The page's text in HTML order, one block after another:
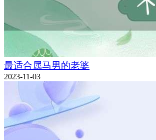
最适合属马男的老婆
2023-11-03